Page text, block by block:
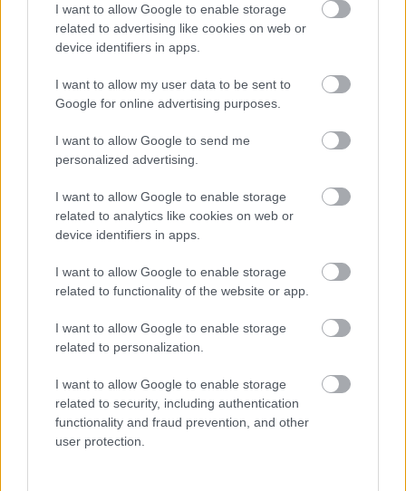
I want to allow Google to enable storage
related to advertising like cookies on web or
device identifiers in apps.
I want to allow my user data to be sent to
Google for online advertising purposes.
I want to allow Google to send me
personalized advertising.
I want to allow Google to enable storage
related to analytics like cookies on web or
device identifiers in apps.
I want to allow Google to enable storage
related to functionality of the website or app.
I want to allow Google to enable storage
related to personalization.
I want to allow Google to enable storage
related to security, including authentication
functionality and fraud prevention, and other
user protection.
„A 2014-es egyeztetéseimet a Ferrarival csakis a
abban a helyzetben voltunk, hogy a Renault nem csinált
versenyképes turbó-hibrid motort – ecsetelte Newey. –
Ez az első évben megesik, rendben, újak a szabályok,
mind követünk el hibákat. De elmentünk Carlos Ghosn
[2018-ban letartóztatott, 2019 vége óta szökésben levő
korábbi Renault-vezérigazgatóhoz] Christian [Hornerrel]